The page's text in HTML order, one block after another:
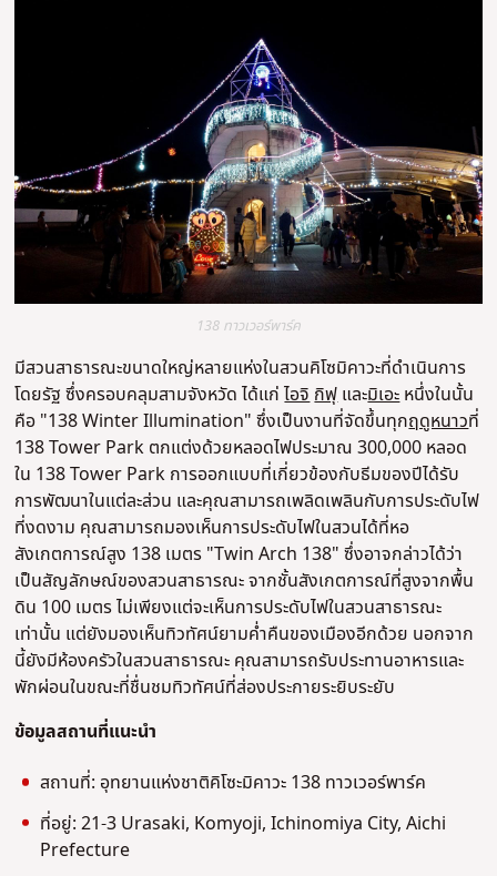
138 ทาวเวอร์พาร์ค
มีสวนสาธารณะขนาดใหญ่หลายแห่งในสวนคิโซมิคาวะที่ดําเนินการ
โดยรัฐ ซึ่งครอบคลุมสามจังหวัด ได้แก่ไอจิ กิฟุ และมิเอะ หนึ่งในนั้น
คือ "138 Winter Illumination" ซึ่งเป็นงานที่จัดขึ้นทุกฤดูหนาวที่
138 Tower Park ตกแต่งด้วยหลอดไฟประมาณ 300,000 หลอด
ใน 138 Tower Park การออกแบบที่เกี่ยวข้องกับธีมของปีได้รับ
การพัฒนาในแต่ละส่วน และคุณสามารถเพลิดเพลินกับการประดับไฟ
ที่งดงาม คุณสามารถมองเห็นการประดับไฟในสวนได้ที่หอ
สังเกตการณ์สูง 138 เมตร "Twin Arch 138" ซึ่งอาจกล่าวได้ว่า
เป็นสัญลักษณ์ของสวนสาธารณะ จากชั้นสังเกตการณ์ที่สูงจากพื้น
ดิน 100 เมตร ไม่เพียงแต่จะเห็นการประดับไฟในสวนสาธารณะ
เท่านั้น แต่ยังมองเห็นทิวทัศน์ยามค่ําคืนของเมืองอีกด้วย นอกจาก
นี้ยังมีห้องครัวในสวนสาธารณะ คุณสามารถรับประทานอาหารและ
พักผ่อนในขณะที่ชื่นชมทิวทัศน์ที่ส่องประกายระยิบระยับ
ข้อมูลสถานที่แนะนํา
สถานที่: อุทยานแห่งชาติคิโซะมิคาวะ 138 ทาวเวอร์พาร์ค
ที่อยู่: 21-3 Urasaki, Komyoji, Ichinomiya City, Aichi
Prefecture